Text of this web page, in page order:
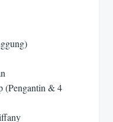
(Pengantin & 4